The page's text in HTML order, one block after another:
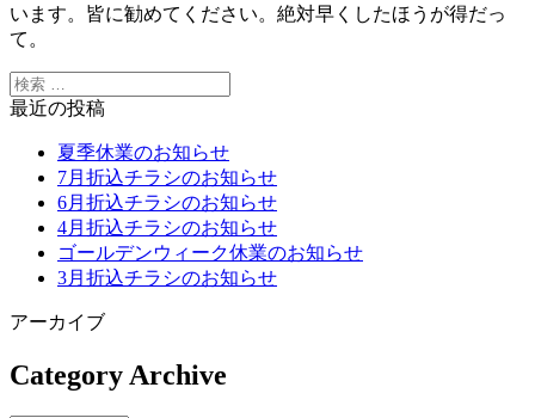
います。皆に勧めてください。絶対早くしたほうが得だっ
て。
最近の投稿
夏季休業のお知らせ
7月折込チラシのお知らせ
6月折込チラシのお知らせ
4月折込チラシのお知らせ
ゴールデンウィーク休業のお知らせ
3月折込チラシのお知らせ
アーカイブ
Category Archive